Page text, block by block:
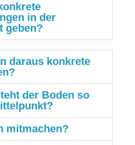
in der
geben?
daraus konkrete
der Boden so
mitmachen?